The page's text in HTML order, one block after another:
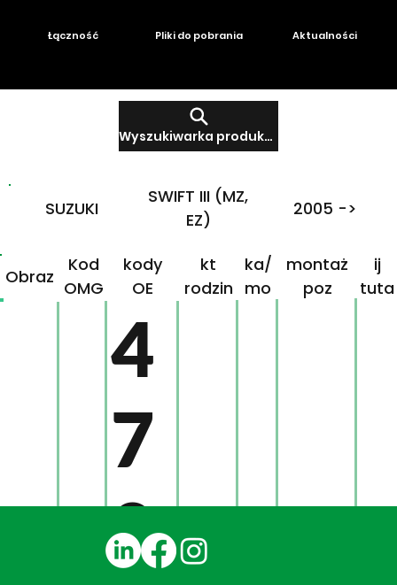
Wyszukiwarka produktów
Łączność Pliki do pobrania Aktualności
Obraz
Kod
OMG
kody
OE
kt
rodzin
ka/
mo
montaż
poz
ij
tuta
4
7
0
SUZUKI
SWIFT III (MZ,
EZ)
2005 ->